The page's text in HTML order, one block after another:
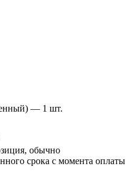
— 1 шт.
обычно
срока с момента оплаты